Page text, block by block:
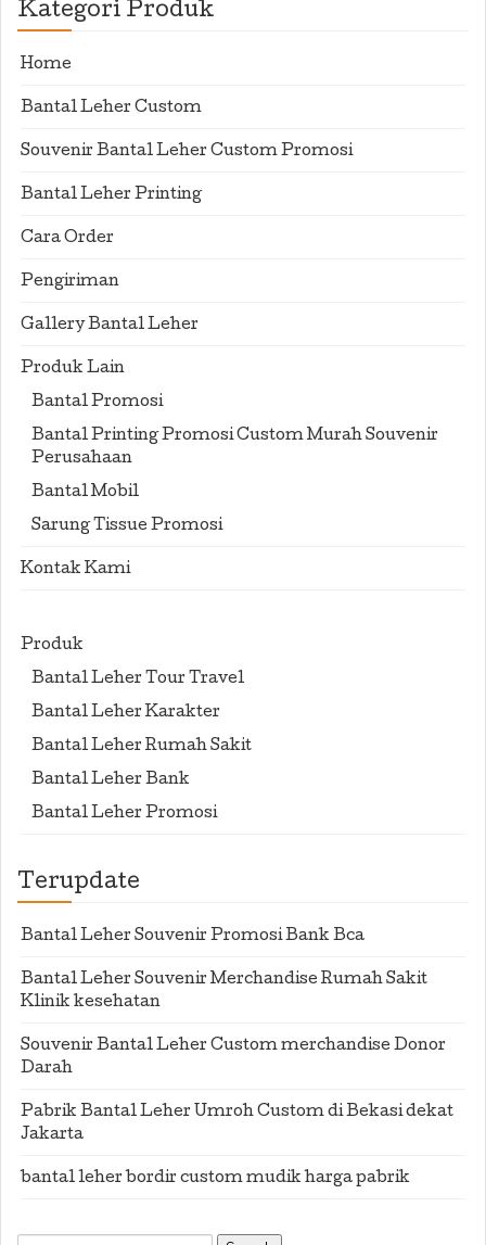
Kategori Produk
Home
Bantal Leher Custom
Souvenir Bantal Leher Custom Promosi
Bantal Leher Printing
Cara Order
Pengiriman
Gallery Bantal Leher
Produk Lain
Bantal Promosi
Bantal Printing Promosi Custom Murah Souvenir
Perusahaan
Bantal Mobil
Sarung Tissue Promosi
Kontak Kami
Produk
Bantal Leher Tour Travel
Bantal Leher Karakter
Bantal Leher Rumah Sakit
Bantal Leher Bank
Bantal Leher Promosi
Terupdate
Bantal Leher Souvenir Promosi Bank Bca
Bantal Leher Souvenir Merchandise Rumah Sakit
Klinik kesehatan
Souvenir Bantal Leher Custom merchandise Donor
Darah
Pabrik Bantal Leher Umroh Custom di Bekasi dekat
Jakarta
bantal leher bordir custom mudik harga pabrik